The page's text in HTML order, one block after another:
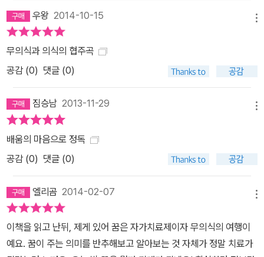
우왕 2014-10-15
무의식과 의식의 협주곡
공감 (0) 댓글 (0)
짐승남 2013-11-29
배움의 마음으로 정독
공감 (0) 댓글 (0)
엘리곰 2014-02-07
이책을 읽고 난뒤, 제게 있어 꿈은 자가치료제이자 무의식의 여행이
예요. 꿈이 주는 의미를 반추해보고 알아보는 것 자체가 정말 치료가